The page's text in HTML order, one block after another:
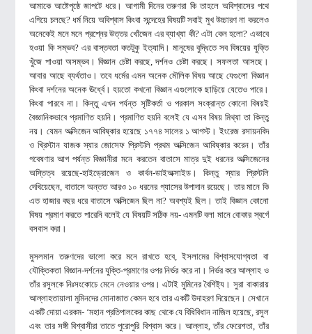
আমাকে আষ্টেপৃষ্ঠে জাপটে ধরে। আগামী দিনের তরুণরা কি তাহলে অবিশ্বাসের পথে
এগিয়ে চলছে? ধর্ম নিয়ে অবিশ্বাস কিংবা সন্দেহের বিষয়টি সবাই মুখ উচ্চারণ না করলেও
অনেকেই মনে মনে প্রশ্নের উত্তর খোঁজেন এর ব্যাখ্যা কী? এটা কেন হলো? এভাবে
হওয়া কি সম্ভব? এর বাস্তবতা কতটুকু ইত্যাদি। মানুষের বুদ্ধিতে সব বিষয়ের যুক্তি
খুঁজে পাওয়া অসম্ভব। বিজ্ঞান চেষ্টা করছে, দর্শনও চেষ্টা করছে। সফলতা আসছে।
আবার আছে ব্যর্থতাও। তবে ধর্মের এমন অনেক মৌলিক বিষয় আছে যেগুলো বিজ্ঞান
কিংবা দর্শনের অনেক ঊর্ধ্বে। হয়তো কখনো বিজ্ঞান এগুলোকে ছাড়িয়ে যেতেও পারে।
কিংবা পারবে না। কিন্তু এখন পর্যন্ত সৃষ্টিকর্তা ও পরকাল সংক্রান্ত কোনো বিষয়ই
বৈজ্ঞানিকভাবে প্রমাণিত হয়নি। প্রমাণিত হয়নি বলেই যে এসব বিষয় মিথ্যা তা কিন্তু
নয়। যেমন অক্সিজেন আবিষ্কার হয়েছে ১৭৭৪ সালের ১ আগস্ট। ইংরেজ রসায়নবিদ
ও খ্রিস্টান যাজক স্যার জোসেফ প্রিস্টলি প্রথম অক্সিজেন আবিষ্কার করেন। তাঁর
গবেষণার আগ পর্যন্ত বিজ্ঞানীরা মনে করতেন বাতাসে মাত্র দুই ধরনের অক্সিজেনের
অস্তিত্ব রয়েছে-হাইড্রোজেন ও কার্বন-ডাইঅক্সাইড। কিন্তু স্যার প্রিস্টলি
দেখিয়েছেন, বাতাসে অন্তত আরও ১০ ধরনের গ্যাসের উপাদান রয়েছে। তার মানে কি
এত হাজার বছর ধরে বাতাসে অক্সিজেন ছিল না? অবশ্যই ছিল। তাই বিজ্ঞান কোনো
বিষয় প্রমাণ করতে পারেনি বলেই যে বিষয়টি সঠিক নয়- এমনটি বলা মানে বোকার স্বর্গে
বসবাস করা।
মুসলমান তরুণদের ভালো করে মনে রাখতে হবে, ইসলামের বিশ্বাসযোগ্যতা বা
যৌক্তিকতা বিজ্ঞান-দর্শনের যুক্তি-প্রমাণের ওপর নির্ভর করে না। নির্ভর করে আল্লাহ ও
তাঁর রসুলকে নিঃসংকোচে মেনে নেওয়ার ওপর। এটাই মুমিনের বৈশিষ্ট্য। সুরা বাকারায়
আল্লাহতায়ালা মুমিনদের মোনাজাত কেমন হবে তার একটি উদাহরণ দিয়েছেন। সেখানে
একটি দোয়া এরকম- ‘মহান প্রতিপালকের কাছ থেকে যে বিধিবিধান নাজিল হয়েছে, রসুল
এবং তার সঙ্গী বিশ্বাসীরা তাতে পুরোপুরি বিশ্বাস করে। আল্লাহ, তাঁর ফেরেশতা, তাঁর